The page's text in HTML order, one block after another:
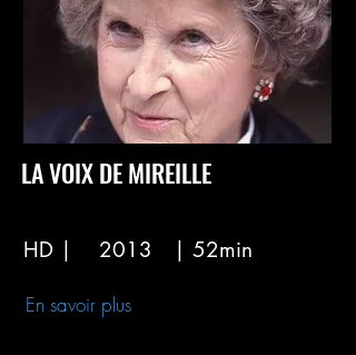
LA VOIX DE MIREILLE
HD | 2013 | 52min
En savoir plus